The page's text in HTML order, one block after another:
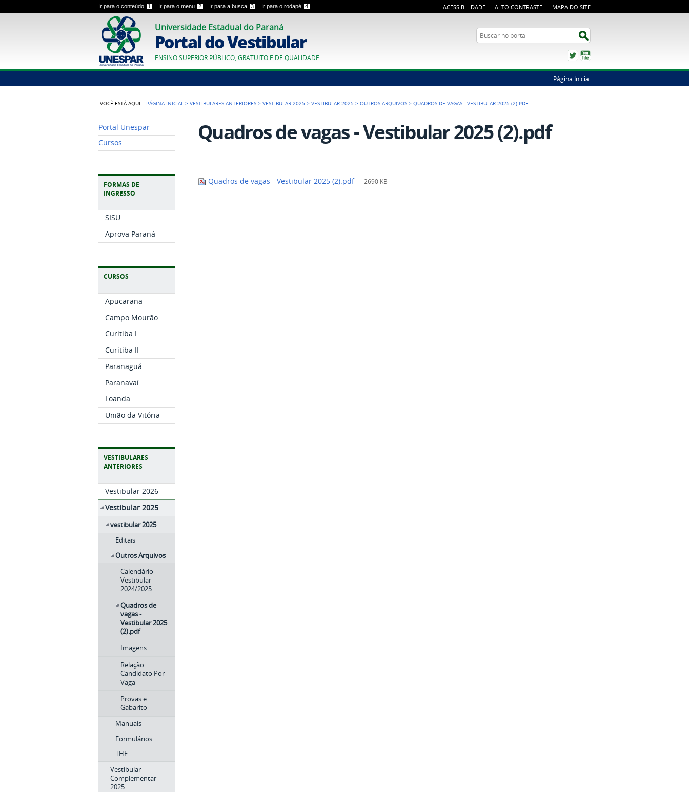
Ir para o conteúdo 1 Ir para o menu 2 Ir para a busca 3 Ir para o rodapé 4 ACESSIBILIDADE ALTO CONTRASTE MAPA DO SITE
Universidade Estadual do Paraná
Portal do Vestibular
ENSINO SUPERIOR PÚBLICO, GRATUITO E DE QUALIDADE
Busca
Twitter
Página Inicial
VOCÊ ESTÁ AQUI: PÁGINA INICIAL >VESTIBULARES ANTERIORES >VESTIBULAR 2025 >VESTIBULAR 2025 >OUTROS ARQUIVOS >QUADROS DE VAGAS - VESTIBULAR 2025 (2).PDF
Portal Unespar
Cursos
FORMAS DE
INGRESSO
SISU
Aprova Paraná
CURSOS
Apucarana
Campo Mourão
Curitiba I
Curitiba II
Paranaguá
Paranavaí
Loanda
União da Vitória
VESTIBULARES
ANTERIORES
Vestibular 2026
Vestibular 2025
vestibular 2025
Editais
Outros Arquivos
Calendário
Vestibular
2024/2025
Quadros de
vagas -
Vestibular 2025
(2).pdf
Imagens
Relação
Candidato Por
Vaga
Provas e
Gabarito
Manuais
Formulários
THE
Vestibular
Complementar
2025
Quadros de vagas - Vestibular 2025 (2).pdf
Quadros de vagas - Vestibular 2025 (2).pdf— 2690 KB